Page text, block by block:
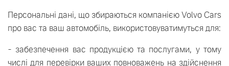
Персональні дані, що збираються компанією Volvo Cars
про вас та ваш автомобіль, використовуватимуться для:
- забезпечення вас продукцією та послугами, у тому
числі для перевірки ваших повноважень на здійснення